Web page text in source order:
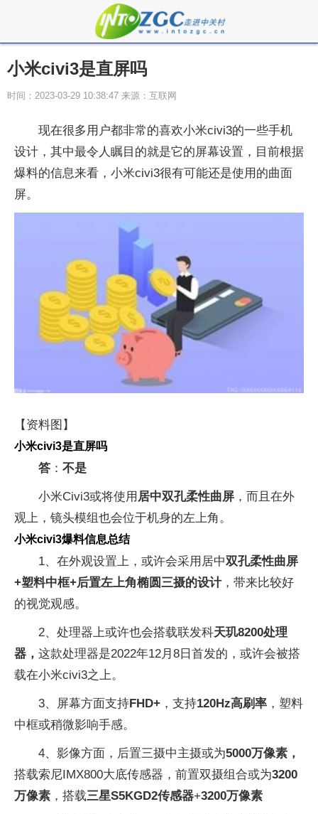
小米civi3是直屏吗
时间：2023-03-29 10:38:47 来源：互联网
现在很多用户都非常的喜欢小米civi3的一些手机
设计，其中最令人瞩目的就是它的屏幕设置，目前根据
爆料的信息来看，小米civi3很有可能还是使用的曲面
屏。
【资料图】
小米civi3是直屏吗
答 ： 不是
小米Civi3或将使用 居中双孔柔性曲屏 ，而且在外
观上，镜头模组也会位于机身的左上角。
小米civi3爆料信息总结
1、在外观设置上，或许会采用居中双孔柔性曲屏
+塑料中框+后置左上角椭圆三摄的设计，带来比较好
的视觉观感。
2、处理器上或许也会搭载联发科天玑8200处理
器， 这款处理器是2022年12月8日首发的，或许会被搭
载在小米civi3之上。
3、屏幕方面支持FHD+ ，支持120Hz高刷率 ，塑料
中框或稍微影响手感。
4、影像方面，后置三摄中主摄或为5000万像素，
搭载索尼IMX800大底传感器，前置双摄组合或为3200
万像素 ，搭载三星S5KGD2传感器+3200万像素